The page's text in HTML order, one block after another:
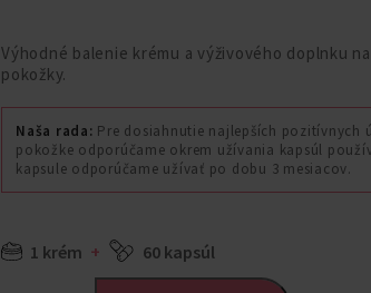
Výhodné balenie krému a výživového doplnku
pokožky.
Naša rada: Pre dosiahnutie najlepších pozitívnych
pokožke odporúčame okrem užívania kapsúl
kapsule odporúčame užívať po dobu 3 mesiacov.
1 krém + 60 kapsúl